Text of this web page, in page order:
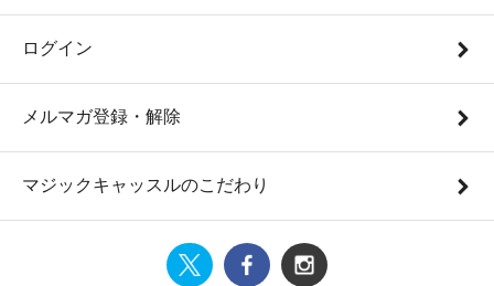
ログイン
メルマガ登録・解除
マジックキャッスルのこだわり